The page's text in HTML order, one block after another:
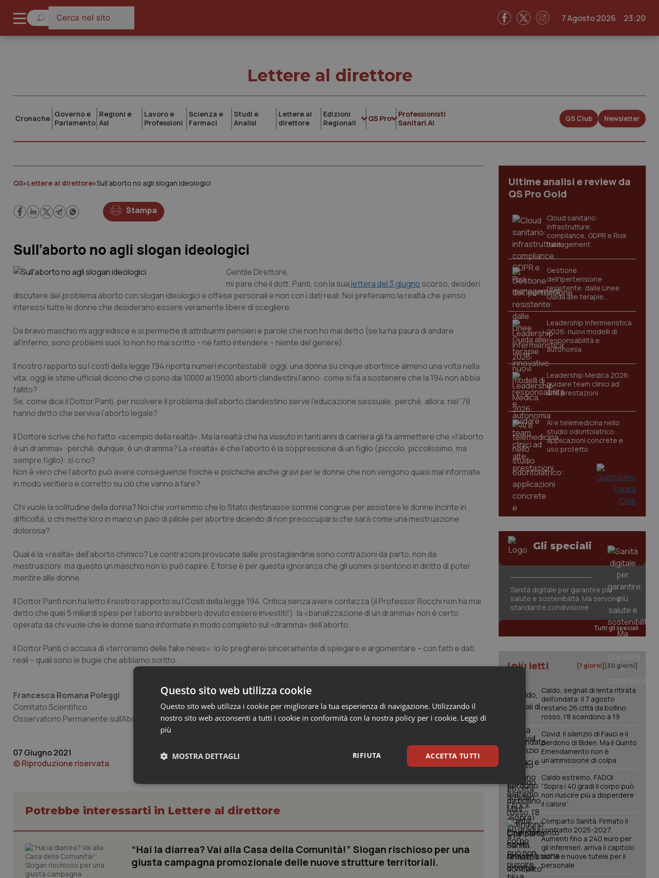
7 Agosto 2026 23:20
Lettere al direttore
Cronache Governo e
Parlamento
Regioni e
Asl
Lavoro e
Professioni
Scienza e
Farmaci
Studi e
Analisi
Lettere al
direttore
Edizioni
Regionali
QS Pro
Professionisti
Sanitari.AI
QS Club Newsletter
QS»Lettere al direttore»Sull’aborto no agli slogan ideologici
Stampa
Sull’aborto no agli slogan ideologici
Gentile Direttore,
mi pare che il dott. Panti, con la sualettera del 3 giugno scorso, desideri
discutere del problema aborto con slogan ideologici e offese personali e non con i dati reali. Noi preferiamo la realtà che penso
interessi tutte le donne che desiderano essere veramente libere di scegliere.
Da bravo maschio mi aggredisce e si permette di attribuirmi pensieri e parole che non ho mai detto (se lui ha paura di andare
all'inferno, sono problemi suoi. Io non ho mai scritto – né fatto intendere – niente del genere).
Il nostro rapporto su I costi della legge 194 riporta numeri incontestabili: oggi, una donna su cinque abortisce almeno una volta nella
vita; oggi le stime ufficiali dicono che ci sono dai 10000 ai 15000 aborti clandestini l’anno: come si fa a sostenere che la 194 non abbia
fallito?
Se, come dice il Dottor Panti, per risolvere il problema dell’aborto clandestino serve l’educazione sessuale, perché, allora, nel ‘78
hanno detto che serviva l’aborto legale?
Il Dottore scrive che ho fatto «scempio della realtà». Ma la realtà che ha vissuto in tanti anni di carriera gli fa ammettere che «l’aborto
è un dramma»: perché, dunque, è un dramma? La «realtà» è che l’aborto è la soppressione di un figlio (piccolo, piccolissimo, ma
sempre figlio): sì o no?
Non è vero che l’aborto può avere conseguenze fisiche e psichiche anche gravi per le donne che non vengono quasi mai informate
in modo veritiero e corretto su ciò che vanno a fare?
Chi vuole la solitudine della donna? Noi che vorremmo che lo Stato destinasse somme congrue per assistere le donne incinte in
difficoltà, o chi mette loro in mano un paio di pillole per abortire dicendo di non preoccuparsi che sarà come una mestruazione
dolorosa?
Qual è la «realtà» dell’aborto chimico? Le contrazioni provocate dalle prostaglandine sono contrazioni da parto, non da
mestruazioni: ma questo un maschio non lo può capire. E forse è per questa ignoranza che gli uomini si sentono in diritto di poter
mentire alle donne.
Il Dottor Panti non ha letto il nostro rapporto su I Costi della legge 194. Critica senza avere contezza (il Professor Rocchi non ha mai
detto che quei 5 miliardi spesi per l’aborto avrebbero dovuto essere investiti!): la «banalizzazione di un dramma» non è certo
operata da chi vuole che le donne siano informate in modo completo sul «dramma» dell’aborto.
Il Dottor Panti ci accusa di «terrorismo delle fake news»: io lo pregherei sinceramente di spiegare e argomentare – con fatti e dati
reali – quali sono le bugie che abbiamo scritto.
Francesca Romana Poleggi
Comitato Scientifico
Osservatorio Permanente sull'Aborto
07 Giugno 2021
© Riproduzione riservata
Potrebbe interessarti in Lettere al direttore
“Hai la diarrea? Vai alla Casa della Comunità!” Slogan rischioso per una
giusta campagna promozionale delle nuove strutture territoriali.
Ultime analisi e review da
QS Pro Gold
Cloud sanitario:
infrastrutture,
compliance, GDPR e Risk
management
Gestione
dell'Ipertensione
resistente: dalle Linee
Guida alle terapie
innovative
Leadership Infermieristica
2026: nuovi modelli di
responsabilità e
autonomia
Leadership Medica 2026:
guidare team clinici ad
alte prestazioni
AI e telemedicina nello
studio odontoiatrico:
applicazioni concrete e
uso protetto
Gli speciali
Sanità digitale per garantire più
salute e sostenibilità. Ma servono
standard e condivisione
Tutti gli speciali
I più letti [7 giorni] [30 giorni]
Caldo, segnali di lenta ritirata
dell'ondata: il 7 agosto
restano 26 città da bollino
rosso, l'8 scendono a 19
Covid. Il silenzio di Fauci e il
perdono di Biden. Ma il Quinto
Emendamento non è
un’ammissione di colpa
Caldo estremo, FADOI:
“Sopra i 40 gradi il corpo può
non riuscire più a disperdere
il calore”
Comparto Sanità. Firmato il
contratto 2025-2027.
Aumenti fino a 240 euro per
gli infermieri, arriva il capitolo
sull'IA e nuove tutele per il
personale
Questo sito web utilizza cookie
Questo sito web utilizza i cookie per migliorare la tua esperienza di navigazione. Utilizzando il
nostro sito web acconsenti a tutti i cookie in conformità con la nostra policy per i cookie. Leggi di
più
ACCETTA TUTTI
RIFIUTA
MOSTRA DETTAGLI
Necessari Statistici Marketing
Necessari Statistici Marketing